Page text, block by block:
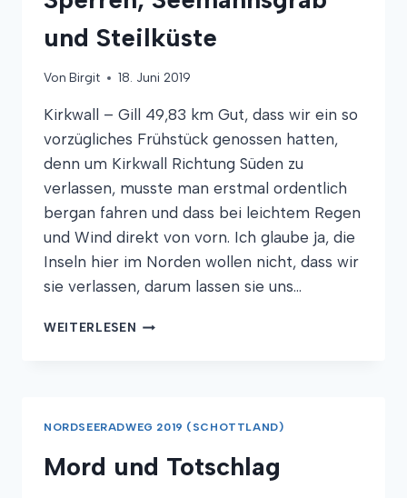
und Steilküste
Von Birgit 18. Juni 2019
Kirkwall – Gill 49,83 km Gut, dass wir ein so
vorzügliches Frühstück genossen hatten,
denn um Kirkwall Richtung Süden zu
verlassen, musste man erstmal ordentlich
bergan fahren und dass bei leichtem Regen
und Wind direkt von vorn. Ich glaube ja, die
Inseln hier im Norden wollen nicht, dass wir
sie verlassen, darum lassen sie uns…
WEITERLESEN SPERREN,
NORDSEERADWEG 2019 (SCHOTTLAND)
Mord und Totschlag